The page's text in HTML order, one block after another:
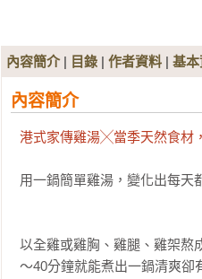
內容簡介| 目錄 | 作者資料 | 基
內容簡介
港式家傳雞湯╳當季天然食材
用一鍋簡單雞湯，變化出每天
以全雞或雞胸、雞腿、雞架熬
～40分鐘就能煮出一鍋清爽卻